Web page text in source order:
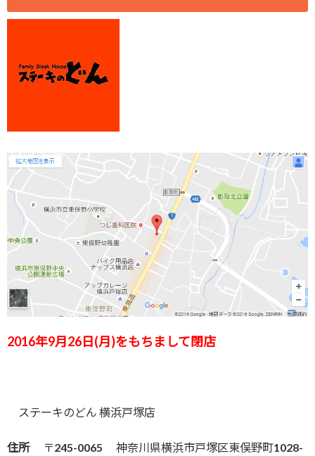
2016年9月26日(月)をもちまして閉店
ステーキのどん 横浜戸塚店
住所〒245-0065 神奈川県横浜市戸塚区東俣野町1028-